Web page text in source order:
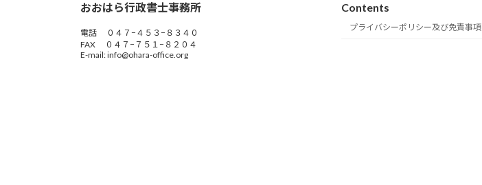
おおはら行政書士事務所
電話 ０４７−４５３−８３４０
FAX ０４７−７５１−８２０４
E-mail: info@ohara-office.org
Contents
プライバシーポリシー及び免責事項